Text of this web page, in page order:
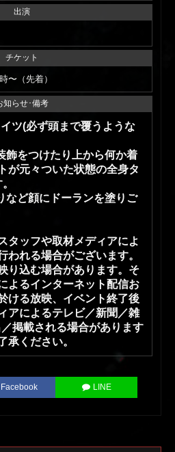
出演
チケット
〜（先着）
知らせ･備考
ツ(必ず頭まで覆うような
飾をつけたり上から何か着
が元々ついた状態の全身タ
など顔にドーランを塗りご
タッフや取材メディアによ
われる場合がございます。
り込む場合があります。そ
よるインターネット配信お
ける放映、イベント終了後
アによるテレビ／新聞／雑
掲載される場合があります
承ください。
Facebook LINE